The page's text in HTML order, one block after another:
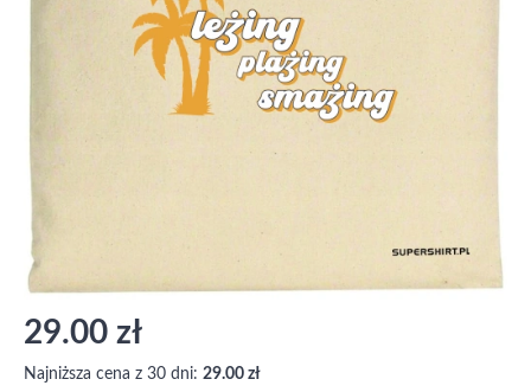
29.00 zł
Najniższa cena z 30 dni: 29.00 zł